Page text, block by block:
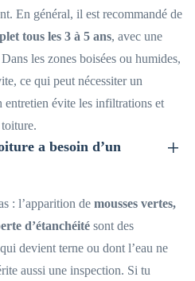
En général, il est recommandé de
tous les 3 à 5 ans, avec une
Dans les zones boisées ou humides,
ce qui peut nécessiter un
évite les infiltrations et
a besoin d’un
: l’apparition de mousses vertes,
d’étanchéité sont des
devient terne ou dont l’eau ne
aussi une inspection. Si tu